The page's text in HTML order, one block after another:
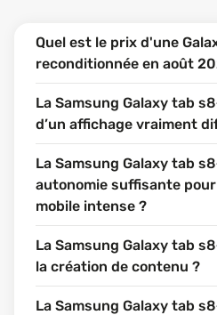
Quel est le prix d'une
reconditionnée en août
La Samsung Galaxy tab
d’un affichage vraiment
La Samsung Galaxy tab
autonomie suffisante
mobile intense ?
La Samsung Galaxy tab
la création de contenu ?
La Samsung Galaxy tab